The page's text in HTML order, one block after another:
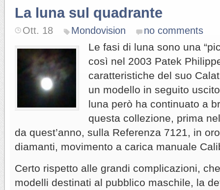
La luna sul quadrante
Ott. 18 Mondovision no comments
Le fasi di luna sono una
così nel 2003 Patek
caratteristiche del suo
un modello in seguito
luna però ha continuato a
questa collezione, prima
da quest’anno, sulla Referenza 7121, in
diamanti, movimento a carica manuale
Certo rispetto alle grandi complicazioni,
modelli destinati al pubblico maschile, la